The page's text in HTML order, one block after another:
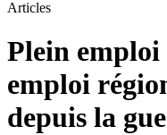
Articles
Plein
emploi
depuis la